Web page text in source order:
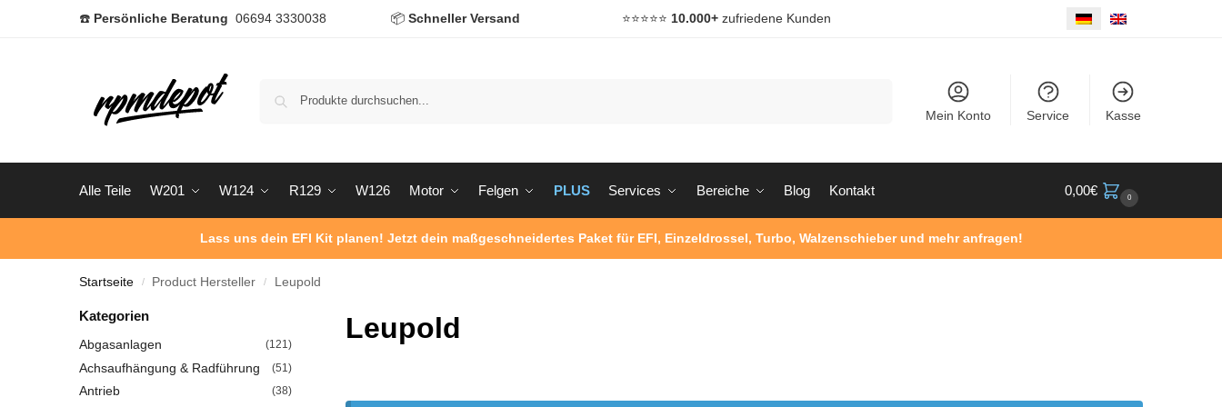
☎️ Persönliche Beratung 06694 3330038 📦 Schneller Versand ⭐️⭐️⭐️⭐️⭐️ 10.000+ zufriedene Kunden
Mein Konto Service Kasse
Alle Teile W201 W124 R129 W126 Motor Felgen PLUS Services Bereiche Blog Kontakt 0,00€ 0
Lass uns dein EFI Kit planen! Jetzt dein maßgeschneidertes Paket für EFI, Einzeldrossel, Turbo, Walzenschieber und mehr anfragen!
Startseite / Product Hersteller / Leupold
Leupold
Kategorien
Abgasanlagen (121)
Achsaufhängung & Radführung (51)
Antrieb (38)